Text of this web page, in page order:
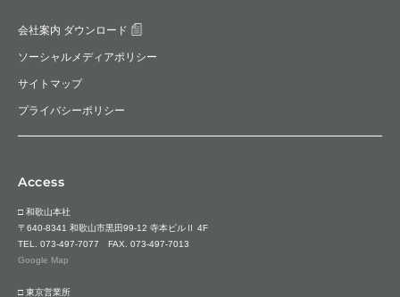
会社案内 ダウンロード
ソーシャルメディアポリシー
サイトマップ
プライバシーポリシー
Access
□ 和歌山本社
〒640-8341 和歌山市黒田99-12 寺本ビルⅡ 4F
TEL. 073-497-7077 FAX. 073-497-7013
Google Map
□ 東京営業所